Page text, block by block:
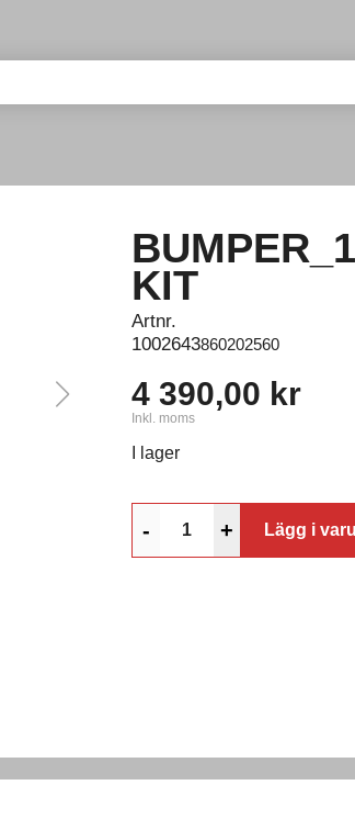
KIT
Artnr.
1002643860202560
4 390,00 kr
Inkl. moms
I lager
- + Lägg i